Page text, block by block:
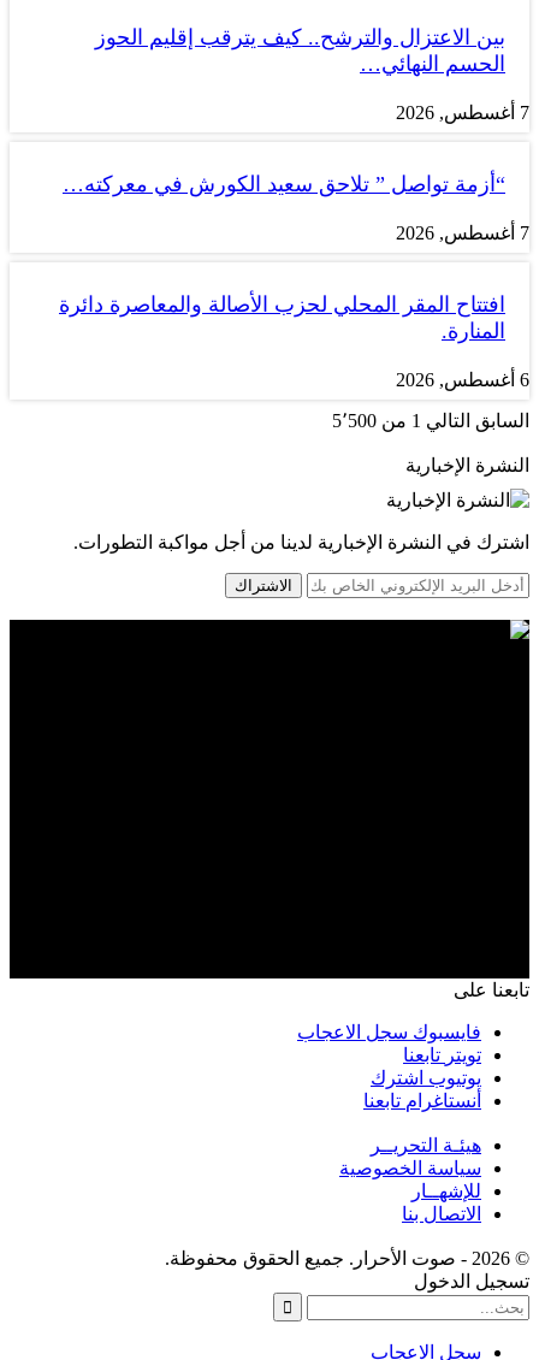
بين الاعتزال والترشح.. كيف يترقب إقليم الحوز
الحسم النهائي…
7 أغسطس, 2026
“أزمة تواصل ” تلاحق سعيد الكورش في معركته…
7 أغسطس, 2026
افتتاح المقر المحلي لحزب الأصالة والمعاصرة دائرة
المنارة.
6 أغسطس, 2026
السابق التالي 1 من 5٬500
النشرة الإخبارية
اشترك في النشرة الإخبارية لدينا من أجل مواكبة التطورات.
الاشتراك
تابعنا على
فايسبوك سجل الاعجاب
تويتر تابعنا
يوتيوب اشترك
أنستاغرام تابعنا
هيئـة التحريــر
سياسة الخصوصية
للإشهــار
الاتصال بنا
© 2026 - صوت الأحرار. جميع الحقوق محفوظة.
تسجيل الدخول
سجل الاعجاب